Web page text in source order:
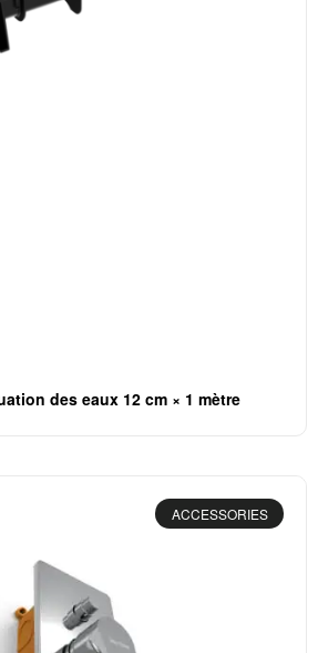
des eaux 12 cm × 1 mètre
ACCESSORIES